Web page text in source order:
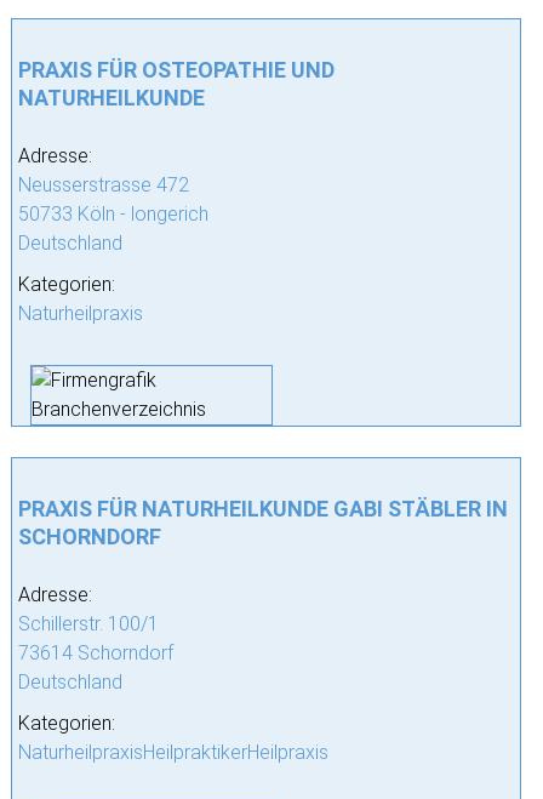
PRAXIS FÜR OSTEOPATHIE UND
NATURHEILKUNDE
Adresse:
Neusserstrasse 472
50733 Köln - longerich
Deutschland
Kategorien:
Naturheilpraxis
PRAXIS FÜR NATURHEILKUNDE GABI STÄBLER IN
SCHORNDORF
Adresse:
Schillerstr. 100/1
73614 Schorndorf
Deutschland
Kategorien:
NaturheilpraxisHeilpraktikerHeilpraxis